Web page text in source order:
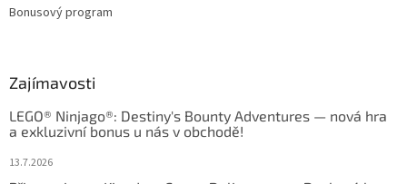
Bonusový program
Zajímavosti
LEGO® Ninjago®: Destiny's Bounty Adventures — nová hra
a exkluzivní bonus u nás v obchodě!
13.7.2026